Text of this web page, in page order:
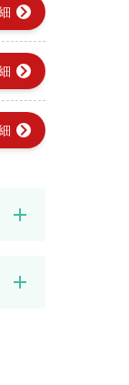
chevron_right
chevron_right
chevron_right
add
add